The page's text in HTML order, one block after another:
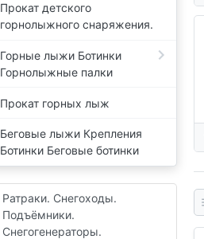
Прокат детского
горнолыжного снаряжения.
Горные лыжи Ботинки
Горнолыжные палки
Прокат горных лыж
Беговые лыжи Крепления
Ботинки Беговые ботинки
Ратраки. Снегоходы.
Подъёмники.
Снегогенераторы.